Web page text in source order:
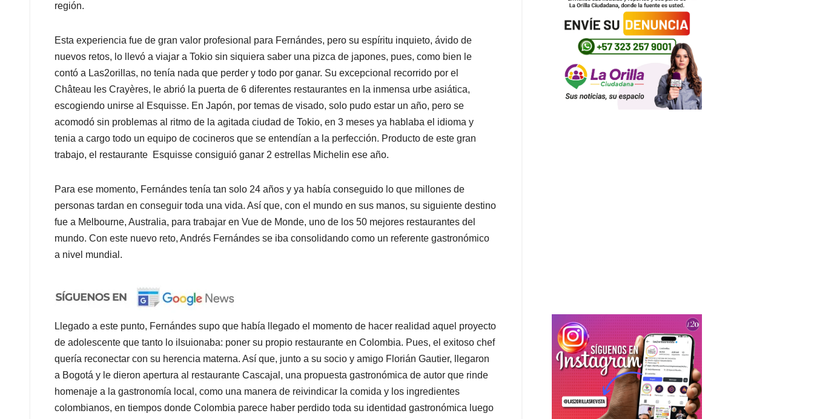
región.
Esta experiencia fue de gran valor profesional para Fernándes, pero su espíritu inquieto, ávido de
nuevos retos, lo llevó a viajar a Tokio sin siquiera saber una pizca de japones, pues, como bien le
contó a Las2orillas, no tenía nada que perder y todo por ganar. Su excepcional recorrido por el
Château les Crayères, le abrió la puerta de 6 diferentes restaurantes en la inmensa urbe asiática,
escogiendo unirse al Esquisse. En Japón, por temas de visado, solo pudo estar un año, pero se
acomodó sin problemas al ritmo de la agitada ciudad de Tokio, en 3 meses ya hablaba el idioma y
tenia a cargo todo un equipo de cocineros que se entendían a la perfección. Producto de este gran
trabajo, el restaurante Esquisse consiguió ganar 2 estrellas Michelin ese año.
Para ese momento, Fernándes tenía tan solo 24 años y ya había conseguido lo que millones de
personas tardan en conseguir toda una vida. Así que, con el mundo en sus manos, su siguiente destino
fue a Melbourne, Australia, para trabajar en Vue de Monde, uno de los 50 mejores restaurantes del
mundo. Con este nuevo reto, Andrés Fernándes se iba consolidando como un referente gastronómico
a nivel mundial.
Llegado a este punto, Fernándes supo que había llegado el momento de hacer realidad aquel proyecto
de adolescente que tanto lo ilsuionaba: poner su propio restaurante en Colombia. Pues, el exitoso chef
quería reconectar con su herencia materna. Así que, junto a su socio y amigo Florián Gautier, llegaron
a Bogotá y le dieron apertura al restaurante Cascajal, una propuesta gastronómica de autor que rinde
homenaje a la gastronomía local, como una manera de reivindicar la comida y los ingredientes
colombianos, en tiempos donde Colombia parece haber perdido toda su identidad gastronómica luego